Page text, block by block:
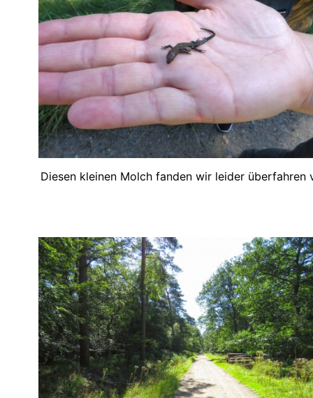
Diesen kleinen Molch fanden wir leider überfahren